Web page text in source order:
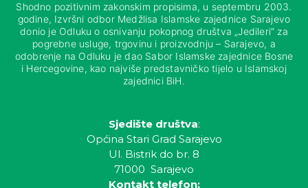
Shodno pozitivnim zakonskim propisima, u septembru 2003.
godine, Izvršni odbor Medžlisa Islamske zajednice Sarajevo
donio je Odluku o osnivanju pokopnog društva „Jedileri“ za
pogrebne usluge, trgovinu i proizvodnju – Sarajevo, a
odobrenje na Odluku je dao Sabor Islamske zajednice Bosne
i Hercegovine, kao najviše predstavničko tijelo u Islamskoj
zajednici BiH.
Sjedište društva:
Općina Stari Grad Sarajevo
Ul. Bistrik do br. 8
71000 Sarajevo
Kontakt telefon: